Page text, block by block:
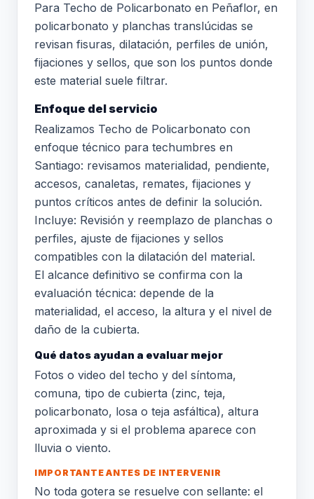
Para Techo de Policarbonato en Peñaflor, en
policarbonato y planchas translúcidas se
revisan fisuras, dilatación, perfiles de unión,
fijaciones y sellos, que son los puntos donde
este material suele filtrar.
Enfoque del servicio
Realizamos Techo de Policarbonato con
enfoque técnico para techumbres en
Santiago: revisamos materialidad, pendiente,
accesos, canaletas, remates, fijaciones y
puntos críticos antes de definir la solución.
Incluye: Revisión y reemplazo de planchas o
perfiles, ajuste de fijaciones y sellos
compatibles con la dilatación del material.
El alcance definitivo se confirma con la
evaluación técnica: depende de la
materialidad, el acceso, la altura y el nivel de
daño de la cubierta.
Qué datos ayudan a evaluar mejor
Fotos o video del techo y del síntoma,
comuna, tipo de cubierta (zinc, teja,
policarbonato, losa o teja asfáltica), altura
aproximada y si el problema aparece con
lluvia o viento.
IMPORTANTE ANTES DE INTERVENIR
No toda gotera se resuelve con sellante: el